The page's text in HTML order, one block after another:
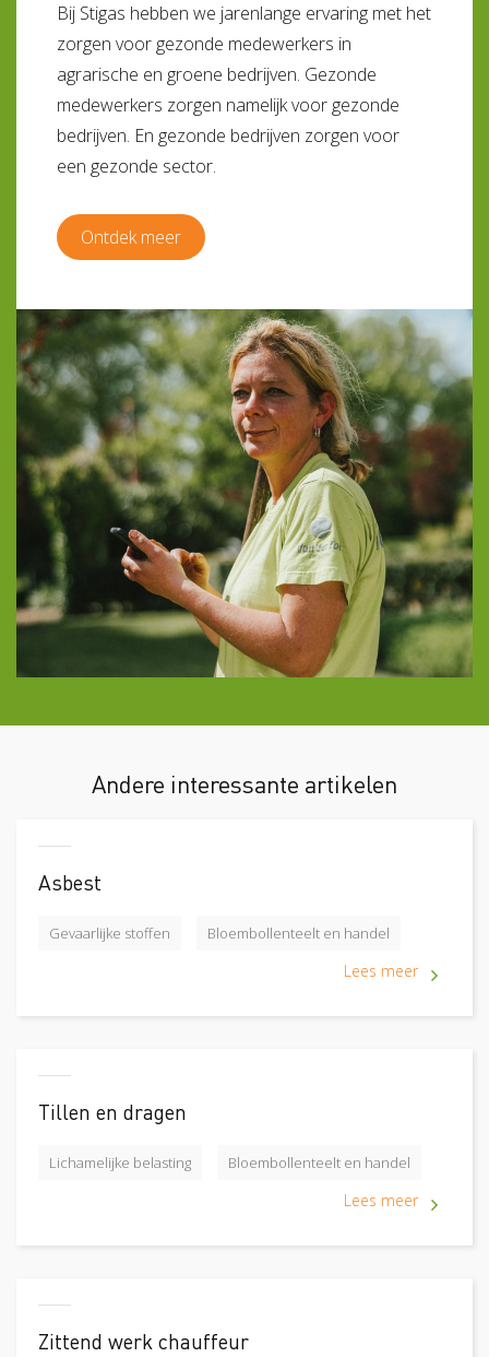
Bij Stigas hebben we jarenlange ervaring met het
zorgen voor gezonde medewerkers in
agrarische en groene bedrijven. Gezonde
medewerkers zorgen namelijk voor gezonde
bedrijven. En gezonde bedrijven zorgen voor
een gezonde sector.
Ontdek meer
Andere interessante artikelen
Asbest
Gevaarlijke stoffen Bloembollenteelt en handel
Lees meer
Tillen en dragen
Lichamelijke belasting Bloembollenteelt en handel
Lees meer
Zittend werk chauffeur